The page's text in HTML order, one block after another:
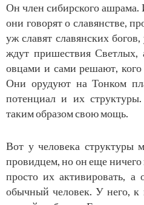
Он член сибирского ашрама.
они говорят о славянстве,
уж славят славянских
ждут пришествия Светлых,
овцами и сами решают, кого
Они орудуют на Тонком
потенциал и их
таким образом свою мощь.
Вот у человека структуры
провидцем, но он еще ничего
просто их активировать,
обычный человек. У него, к